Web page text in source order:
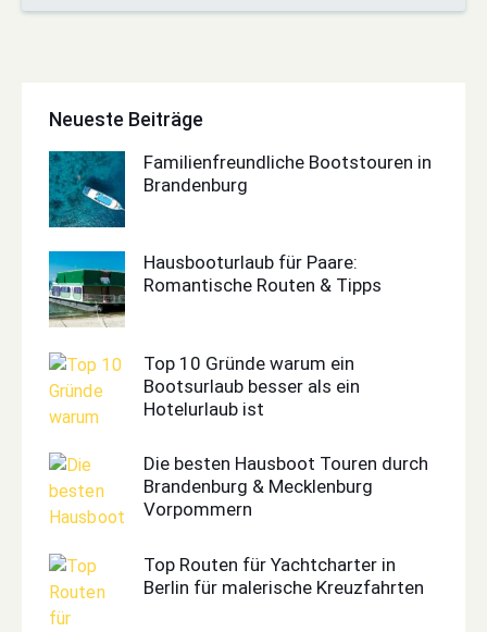
Neueste Beiträge
Familienfreundliche Bootstouren in
Brandenburg
Hausbooturlaub für Paare:
Romantische Routen & Tipps
Top 10 Gründe warum ein
Bootsurlaub besser als ein
Hotelurlaub ist
Die besten Hausboot Touren durch
Brandenburg & Mecklenburg
Vorpommern
Top Routen für Yachtcharter in
Berlin für malerische Kreuzfahrten